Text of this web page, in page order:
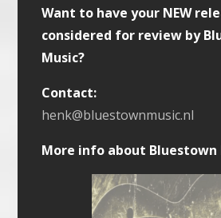
Want to have your NEW
considered for review by
Music?
Contact:
henk@bluestownmusic.nl
More info about Bluestown